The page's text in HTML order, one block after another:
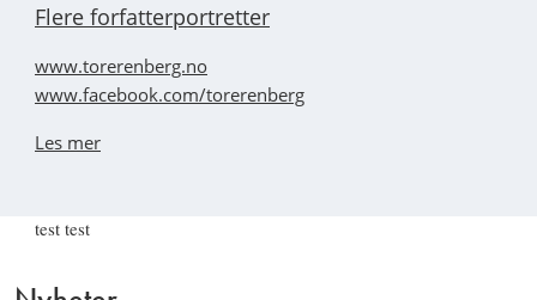
Flere forfatterportretter
www.torerenberg.no
www.facebook.com/torerenberg
Les mer
test test